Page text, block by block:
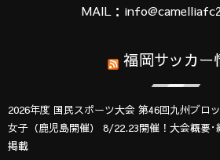
MAIL：
福岡サッカー
2026年度 国民スポーツ大会 第46回九州ブロ
女子（鹿児島開催） 8/22.23開催！大会概要
掲載